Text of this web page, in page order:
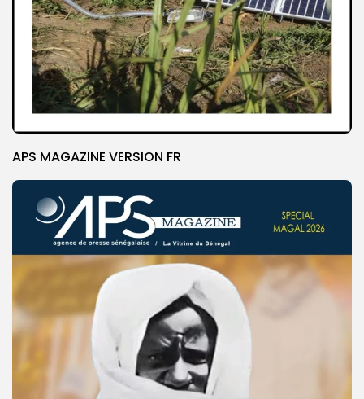
APS MAGAZINE VERSION FR